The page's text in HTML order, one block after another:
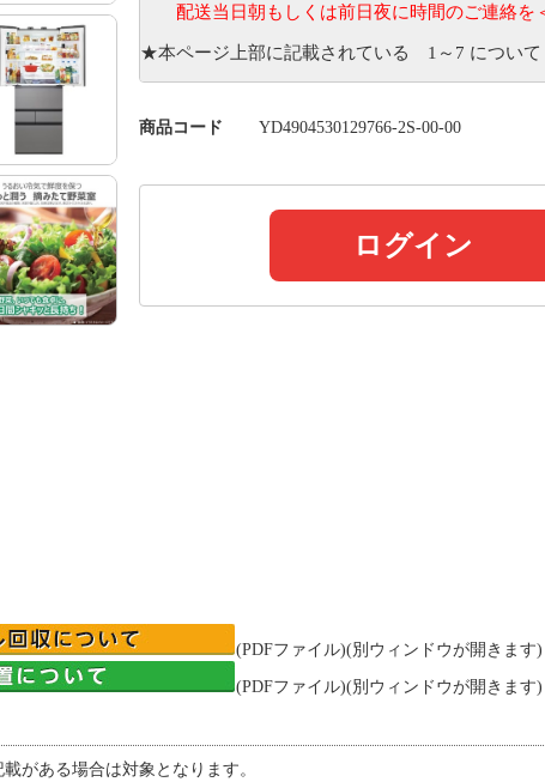
配送当日朝もしくは前日夜に時間のご連絡を
★本ページ上部に記載されている 1～7 について
商品コード YD4904530129766-2S-00-00
ログイン
(PDFファイル)(別ウィンドウが開きます)
(PDFファイル)(別ウィンドウが開きます)
がある場合は対象となります。